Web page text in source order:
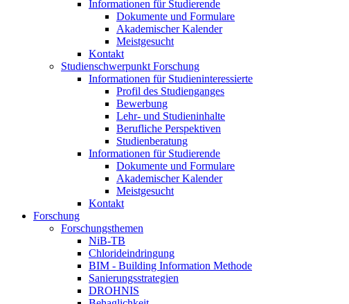
Informationen für Studierende
Dokumente und Formulare
Akademischer Kalender
Meistgesucht
Kontakt
Studienschwerpunkt Forschung
Informationen für Studieninteressierte
Profil des Studienganges
Bewerbung
Lehr- und Studieninhalte
Berufliche Perspektiven
Studienberatung
Informationen für Studierende
Dokumente und Formulare
Akademischer Kalender
Meistgesucht
Kontakt
Forschung
Forschungsthemen
NiB-TB
Chlorideindringung
BIM - Building Information Methode
Sanierungsstrategien
DROHNIS